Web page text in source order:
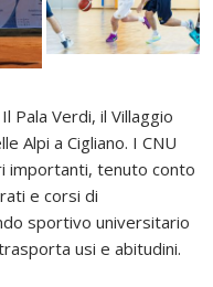
Il Pala Verdi, il Villaggio
Alpi a Cigliano. I CNU
importanti, tenuto conto
e corsi di
sportivo universitario
usi e abitudini.